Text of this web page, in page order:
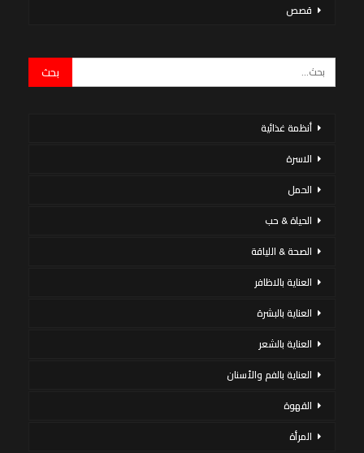
قصص
أنظمة غذائية
الاسرة
الحمل
الحياة & حب
الصحة & اللياقة
العناية بالاظافر
العناية بالبشرة
العناية بالشعر
العناية بالفم والأسنان
القهوة
المرأة